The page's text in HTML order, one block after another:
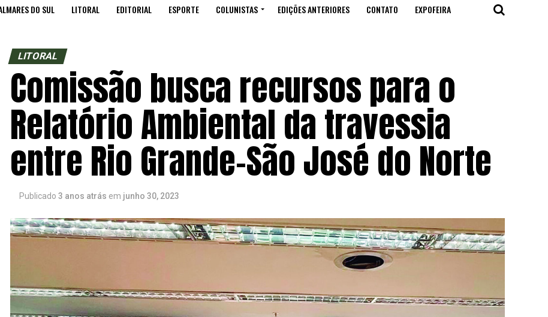
DO SUL LITORAL EDITORIAL ESPORTE COLUNISTAS EDIÇÕES ANTERIORES CONTATO EXPOFEIRA
LITORAL
Comissão busca recursos para o
Relatório Ambiental da travessia
entre Rio Grande-São José do Norte
Publicado 3 anos atrás em junho 30, 2023